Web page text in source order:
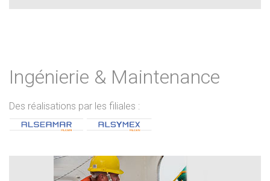
Ingénierie & Maintenance
Des réalisations par les filiales :